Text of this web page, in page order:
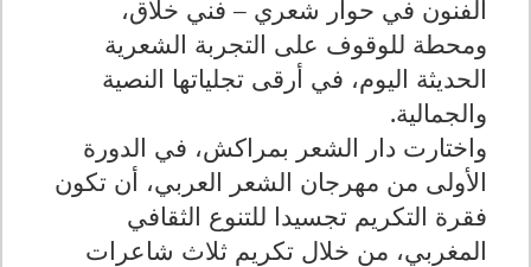
الفنون في حوار شعري – فني خلاق،
ومحطة للوقوف على التجربة الشعرية
الحديثة اليوم، في أرقى تجلياتها النصية
والجمالية.
واختارت دار الشعر بمراكش، في الدورة
الأولى من مهرجان الشعر العربي، أن تكون
فقرة التكريم تجسيدا للتنوع الثقافي
المغربي، من خلال تكريم ثلاث شاعرات